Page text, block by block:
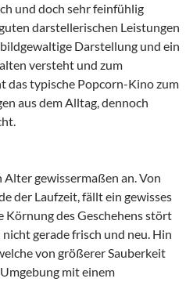
und doch sehr feinfühlig
darstellerischen Leistungen
Darstellung und ein
versteht und zum
das typische Popcorn-Kino zum
aus dem Alltag, dennoch
gewissermaßen an. Von
der Laufzeit, fällt ein gewisses
Körnung des Geschehens stört
gerade frisch und neu. Hin
von größerer Sauberkeit
mit einem